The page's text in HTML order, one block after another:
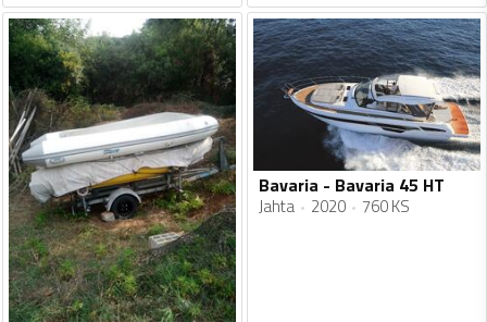
Bavaria - Bavaria 45 HT
Jahta 2020 760 KS